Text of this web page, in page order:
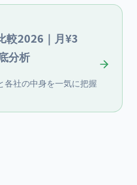
較2026｜月¥3
分析
各社の中身を一気に把握